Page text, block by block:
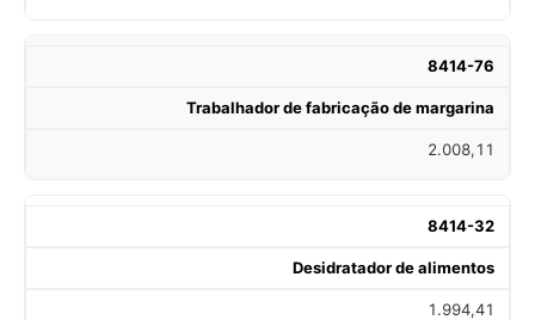
8414-76
Trabalhador de fabricação de margarina
2.008,11
8414-32
Desidratador de alimentos
1.994,41